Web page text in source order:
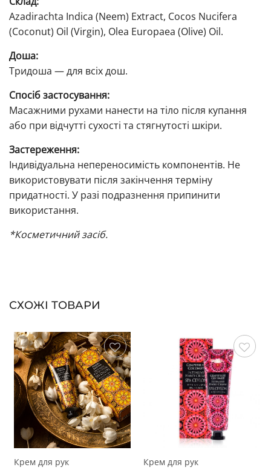
Azadirachta Indica (Neem) Extract, Cocos Nucifera
(Coconut) Oil (Virgin), Olea Europaea (Olive) Oil.
Доша:
Тридоша — для всіх дош.
Спосіб застосування:
Масажними рухами нанести на тіло після купання
або при відчутті сухості та стягнутості шкіри.
Застереження:
Індивідуальна непереносимість компонентів. Не
використовувати після закінчення терміну
придатності. У разі подразнення припинити
використання.
*Косметичний засіб.
СХОЖІ ТОВАРИ
Зберегти
Крем для рук
Зберегти
Крем для рук